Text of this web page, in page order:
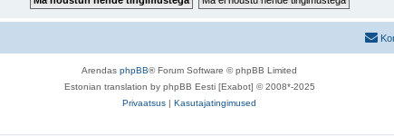
Arendas phpBB® Forum Software © phpBB Limited
Estonian translation by phpBB Eesti [Exabot] © 2008*-2025
Privaatsus | Kasutajatingimused